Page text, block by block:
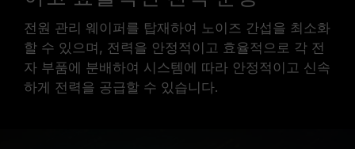
전원 관리 웨이퍼를 탑재하여 노이즈 간섭을 최소화
할 수 있으며, 전력을 안정적이고 효율적으로 각 전
자 부품에 분배하여 시스템에 따라 안정적이고 신속
하게 전력을 공급할 수 있습니다.